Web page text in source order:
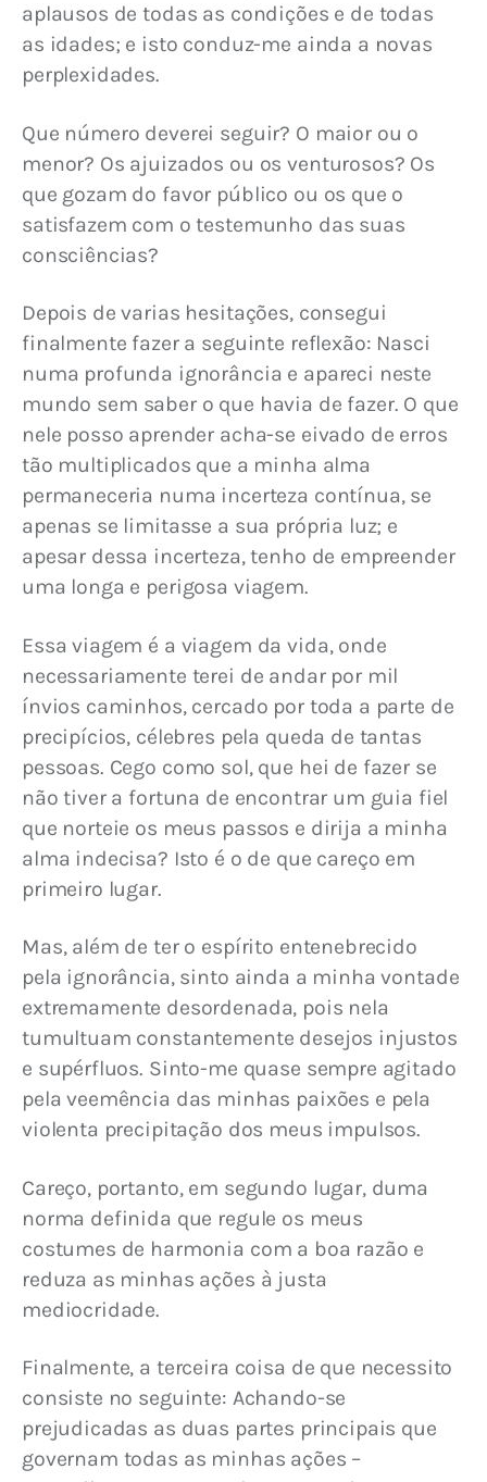
aplausos de todas as condições e de todas
as idades; e isto conduz-me ainda a novas
perplexidades.
Que número deverei seguir? O maior ou o
menor? Os ajuizados ou os venturosos? Os
que gozam do favor público ou os que o
satisfazem com o testemunho das suas
consciências?
Depois de varias hesitações, consegui
finalmente fazer a seguinte reflexão: Nasci
numa profunda ignorância e apareci neste
mundo sem saber o que havia de fazer. O que
nele posso aprender acha-se eivado de erros
tão multiplicados que a minha alma
permaneceria numa incerteza contínua, se
apenas se limitasse a sua própria luz; e
apesar dessa incerteza, tenho de empreender
uma longa e perigosa viagem.
Essa viagem é a viagem da vida, onde
necessariamente terei de andar por mil
ínvios caminhos, cercado por toda a parte de
precipícios, célebres pela queda de tantas
pessoas. Cego como sol, que hei de fazer se
não tiver a fortuna de encontrar um guia fiel
que norteie os meus passos e dirija a minha
alma indecisa? Isto é o de que careço em
primeiro lugar.
Mas, além de ter o espírito entenebrecido
pela ignorância, sinto ainda a minha vontade
extremamente desordenada, pois nela
tumultuam constantemente desejos injustos
e supérfluos. Sinto-me quase sempre agitado
pela veemência das minhas paixões e pela
violenta precipitação dos meus impulsos.
Careço, portanto, em segundo lugar, duma
norma definida que regule os meus
costumes de harmonia com a boa razão e
reduza as minhas ações à justa
mediocridade.
Finalmente, a terceira coisa de que necessito
consiste no seguinte: Achando-se
prejudicadas as duas partes principais que
governam todas as minhas ações –